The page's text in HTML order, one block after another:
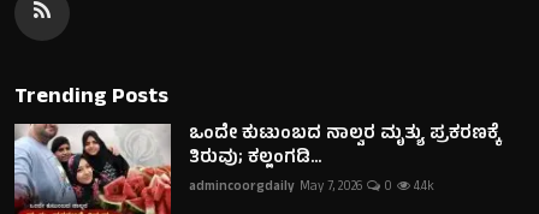
Trending Posts
ಒಂದೇ ಕುಟುಂಬದ ನಾಲ್ವರ ಮೃತ್ಯು ಪ್ರಕರಣಕ್ಕೆ
ತಿರುವು; ಕಲ್ಲಂಗಡಿ...
admincoorgdaily May 7, 2026 0 4.4k